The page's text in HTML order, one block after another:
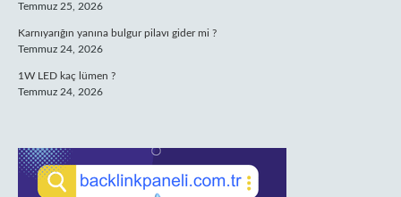
Temmuz 25, 2026
Karnıyarığın yanına bulgur pilavı gider mi ?
Temmuz 24, 2026
1W LED kaç lümen ?
Temmuz 24, 2026